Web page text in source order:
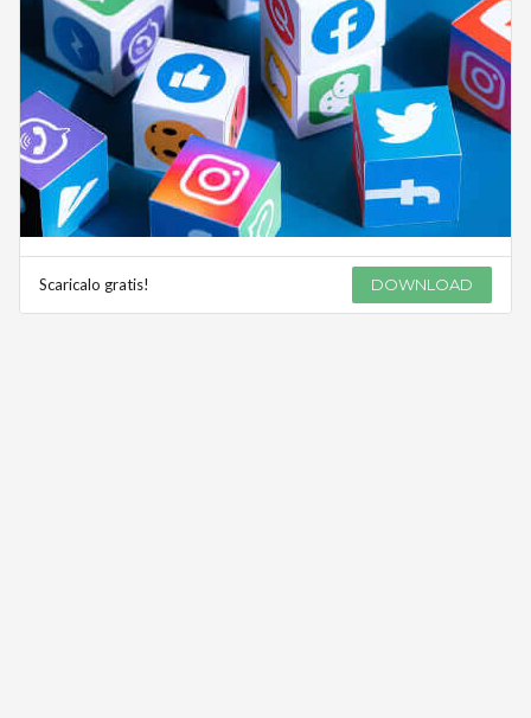
Scaricalo gratis! DOWNLOAD